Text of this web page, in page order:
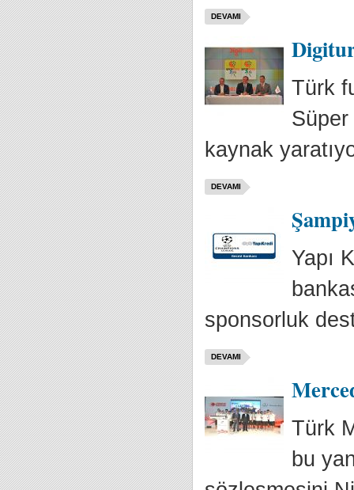
DEVAMI
Türk
Süper
kaynak
DEVAMI
Yapı
sponsorluk
DEVAMI
Türk
bu